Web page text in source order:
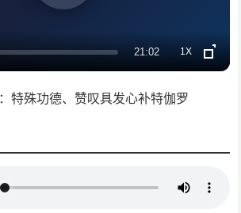
21:02 1X
：特殊功德、赞叹具发心补特伽罗